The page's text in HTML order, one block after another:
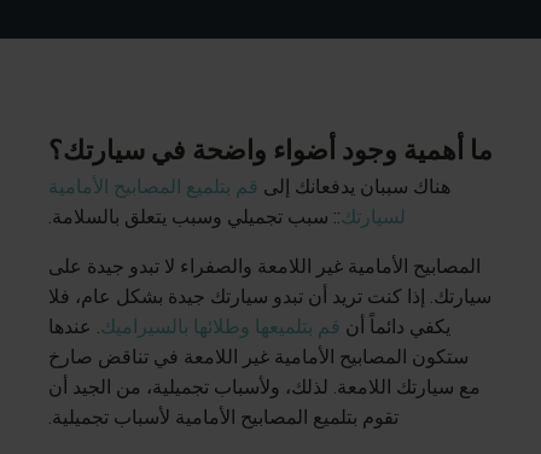
ما أهمية وجود أضواء واضحة في سيارتك؟
هناك سببان يدفعانك إلى قم بتلميع المصابيح الأمامية
لسيارتك:: سبب تجميلي وسبب يتعلق بالسلامة.
المصابيح الأمامية غير اللامعة والصفراء لا تبدو جيدة على
سيارتك. إذا كنت تريد أن تبدو سيارتك جيدة بشكل عام، فلا
يكفي دائماً أن قم بتلميعها وطلائها بالسيراميك. عندها
ستكون المصابيح الأمامية غير اللامعة في تناقض صارخ
مع سيارتك اللامعة. لذلك، ولأسباب تجميلية، من الجيد أن
تقوم بتلميع المصابيح الأمامية لأسباب تجميلية.